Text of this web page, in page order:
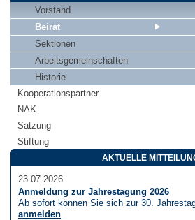
Vorstand
Beirat
Sektionen
Arbeitsgemeinschaften
Historie
Kooperationspartner
NAK
Satzung
Stiftung
AKTUELLE
23.07.2026
Anmeldung zur Jahrestagung 2026
Ab sofort können Sie sich zur 30.
anmelden.